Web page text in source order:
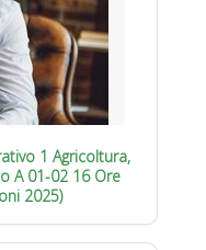
1 Agricoltura,
A 01-02 16 Ore
2025)